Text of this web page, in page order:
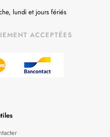
lundi et jours fériés
ACCEPTÉES